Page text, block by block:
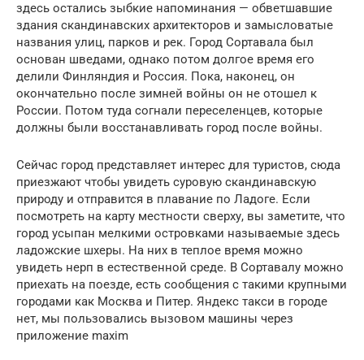
здесь остались зыбкие напоминания — обветшавшие
здания скандинавских архитекторов и замысловатые
названия улиц, парков и рек. Город Сортавала был
основан шведами, однако потом долгое время его
делили Финляндия и Россия. Пока, наконец, он
окончательно после зимней войны он не отошел к
России. Потом туда согнали переселенцев, которые
должны были восстанавливать город после войны.
Сейчас город представляет интерес для туристов, сюда
приезжают чтобы увидеть суровую скандинавскую
природу и отправится в плавание по Ладоге. Если
посмотреть на карту местности сверху, вы заметите, что
город усыпан мелкими островками называемые здесь
ладожские шхеры. На них в теплое время можно
увидеть нерп в естественной среде. В Сортавалу можно
приехать на поезде, есть сообщения с такими крупными
городами как Москва и Питер. Яндекс такси в городе
нет, мы пользовались вызовом машины через
приложение maxim